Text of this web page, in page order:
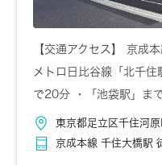
【交通アクセス】 京成
メトロ日比谷線「北千
で20分 ・「池袋駅」ま
東京都足立区千住河
京成本線 千住大橋駅